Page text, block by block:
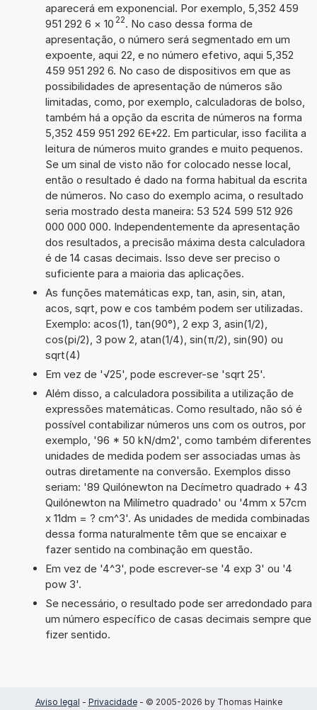
aparecerá em exponencial. Por exemplo, 5,352 459
951 292 6 × 10 22. No caso dessa forma de
apresentação, o número será segmentado em um
expoente, aqui 22, e no número efetivo, aqui 5,352
459 951 292 6. No caso de dispositivos em que as
possibilidades de apresentação de números são
limitadas, como, por exemplo, calculadoras de bolso,
também há a opção da escrita de números na forma
5,352 459 951 292 6E+22. Em particular, isso facilita a
leitura de números muito grandes e muito pequenos.
Se um sinal de visto não for colocado nesse local,
então o resultado é dado na forma habitual da escrita
de números. No caso do exemplo acima, o resultado
seria mostrado desta maneira: 53 524 599 512 926
000 000 000. Independentemente da apresentação
dos resultados, a precisão máxima desta calculadora
é de 14 casas decimais. Isso deve ser preciso o
suficiente para a maioria das aplicações.
As funções matemáticas exp, tan, asin, sin, atan,
acos, sqrt, pow e cos também podem ser utilizadas.
Exemplo: acos(1), tan(90°), 2 exp 3, asin(1/2),
cos(pi/2), 3 pow 2, atan(1/4), sin(π/2), sin(90) ou
sqrt(4)
Em vez de '√25', pode escrever-se 'sqrt 25'.
Além disso, a calculadora possibilita a utilização de
expressões matemáticas. Como resultado, não só é
possível contabilizar números uns com os outros, por
exemplo, '96 * 50 kN/dm2', como também diferentes
unidades de medida podem ser associadas umas às
outras diretamente na conversão. Exemplos disso
seriam: '89 Quilónewton na Decímetro quadrado + 43
Quilónewton na Milímetro quadrado' ou '4mm x 57cm
x 11dm = ? cm^3'. As unidades de medida combinadas
dessa forma naturalmente têm que se encaixar e
fazer sentido na combinação em questão.
Em vez de '4^3', pode escrever-se '4 exp 3' ou '4
pow 3'.
Se necessário, o resultado pode ser arredondado para
um número específico de casas decimais sempre que
fizer sentido.
Aviso legal - Privacidade- © 2005-2026 by Thomas Hainke